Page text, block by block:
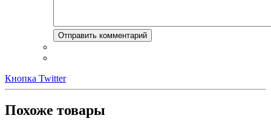
Кнопка Twitter
Похоже товары